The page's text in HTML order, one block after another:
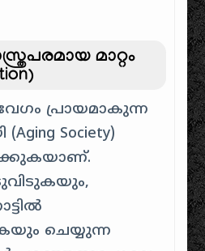
മാറ്റം
പ്രായമാകുന്ന
Society)
ചെയ്യുന്ന